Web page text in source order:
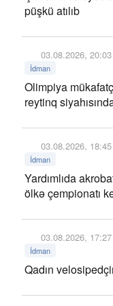
püşkü atılıb
03.08.2026, 20:03
İdman
Olimpiya
reytinq
03.08.2026, 18:45
İdman
Yardımlıda
ölkə çempionatı
03.08.2026, 17:27
İdman
Qadın